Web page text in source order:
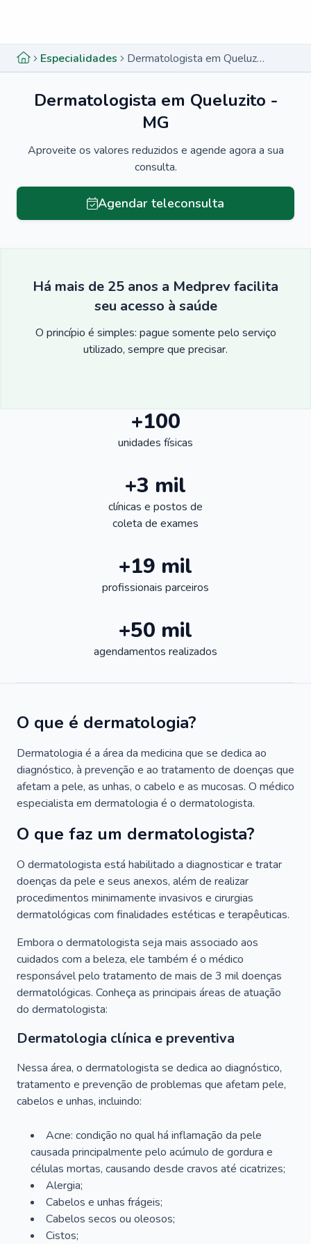
Especialidades Dermatologista em Queluzito - MG
Dermatologista em Queluzito -
MG
Aproveite os valores reduzidos e agende agora a sua
consulta.
Agendar teleconsulta
Há mais de 25 anos a Medprev facilita
seu acesso à saúde
O princípio é simples: pague somente pelo serviço
utilizado, sempre que precisar.
+100
unidades físicas
+3 mil
clínicas e postos de
coleta de exames
+19 mil
profissionais parceiros
+50 mil
agendamentos realizados
O que é dermatologia?
Dermatologia é a área da medicina que se dedica ao
diagnóstico, à prevenção e ao tratamento de doenças que
afetam a pele, as unhas, o cabelo e as mucosas. O médico
especialista em dermatologia é o dermatologista.
O que faz um dermatologista?
O dermatologista está habilitado a diagnosticar e tratar
doenças da pele e seus anexos, além de realizar
procedimentos minimamente invasivos e cirurgias
dermatológicas com finalidades estéticas e terapêuticas.
Embora o dermatologista seja mais associado aos
cuidados com a beleza, ele também é o médico
responsável pelo tratamento de mais de 3 mil doenças
dermatológicas. Conheça as principais áreas de atuação
do dermatologista:
Dermatologia clínica e preventiva
Nessa área, o dermatologista se dedica ao diagnóstico,
tratamento e prevenção de problemas que afetam pele,
cabelos e unhas, incluindo:
Acne: condição no qual há inflamação da pele
causada principalmente pelo acúmulo de gordura e
células mortas, causando desde cravos até cicatrizes;
Alergia;
Cabelos e unhas frágeis;
Cabelos secos ou oleosos;
Cistos;